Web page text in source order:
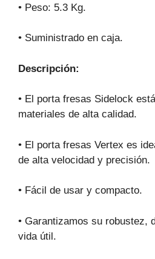
• Peso: 5.3 Kg.
• Suministrado en caja.
Descripción:
• El porta fresas Sidelock
materiales de alta calidad.
• El porta fresas Vertex es
de alta velocidad y precisión.
• Fácil de usar y compacto.
• Garantizamos su robustez,
vida útil.